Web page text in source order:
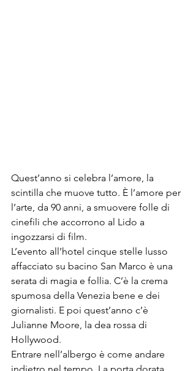
Quest’anno si celebra l’amore, la
scintilla che muove tutto. È l’amore per
l’arte, da 90 anni, a smuovere folle di
cinefili che accorrono al Lido a
ingozzarsi di film.
L’evento all’hotel cinque stelle lusso
affacciato su bacino San Marco è una
serata di magia e follia. C’è la crema
spumosa della Venezia bene e dei
giornalisti. E poi quest’anno c’è
Julianne Moore, la dea rossa di
Hollywood.
Entrare nell’albergo è come andare